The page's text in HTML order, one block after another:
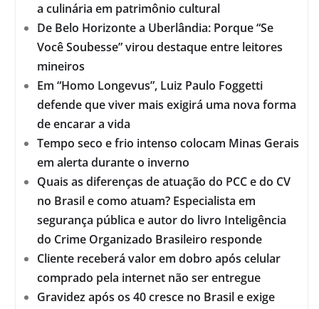
a culinária em patrimônio cultural
De Belo Horizonte a Uberlândia: Porque “Se
Você Soubesse” virou destaque entre leitores
mineiros
Em “Homo Longevus”, Luiz Paulo Foggetti
defende que viver mais exigirá uma nova forma
de encarar a vida
Tempo seco e frio intenso colocam Minas Gerais
em alerta durante o inverno
Quais as diferenças de atuação do PCC e do CV
no Brasil e como atuam? Especialista em
segurança pública e autor do livro Inteligência
do Crime Organizado Brasileiro responde
Cliente receberá valor em dobro após celular
comprado pela internet não ser entregue
Gravidez após os 40 cresce no Brasil e exige